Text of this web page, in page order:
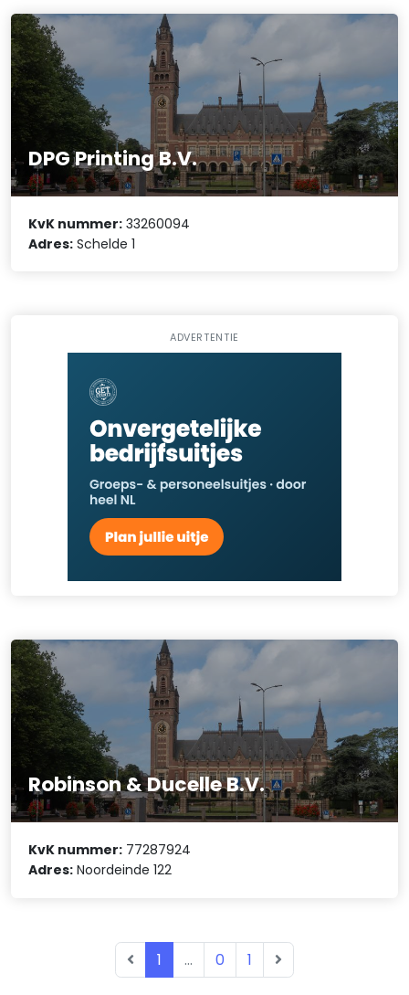
DPG Printing B.V.
KvK nummer: 33260094
Adres: Schelde 1
ADVERTENTIE
Robinson & Ducelle B.V.
KvK nummer: 77287924
Adres: Noordeinde 122
1 ... 0 1